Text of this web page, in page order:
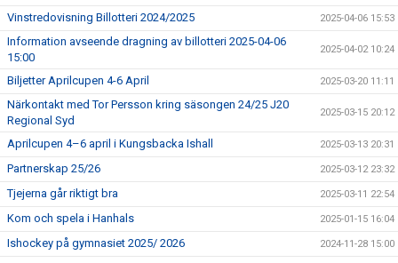
Vinstredovisning Billotteri 2024/2025 2025-04-06 15:53
Information avseende dragning av billotteri 2025-04-06
15:00
2025-04-02 10:24
Biljetter Aprilcupen 4-6 April 2025-03-20 11:11
Närkontakt med Tor Persson kring säsongen 24/25 J20
Regional Syd
2025-03-15 20:12
Aprilcupen 4–6 april i Kungsbacka Ishall 2025-03-13 20:31
Partnerskap 25/26 2025-03-12 23:32
Tjejerna går riktigt bra 2025-03-11 22:54
Kom och spela i Hanhals 2025-01-15 16:04
Ishockey på gymnasiet 2025/ 2026 2024-11-28 15:00